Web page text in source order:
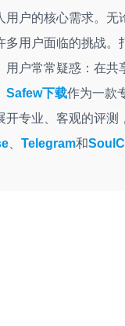
户的核心需求。
用户面临的挑战
户常常疑惑：在
Safew下载作为一款
专业、客观的评
Telegram和